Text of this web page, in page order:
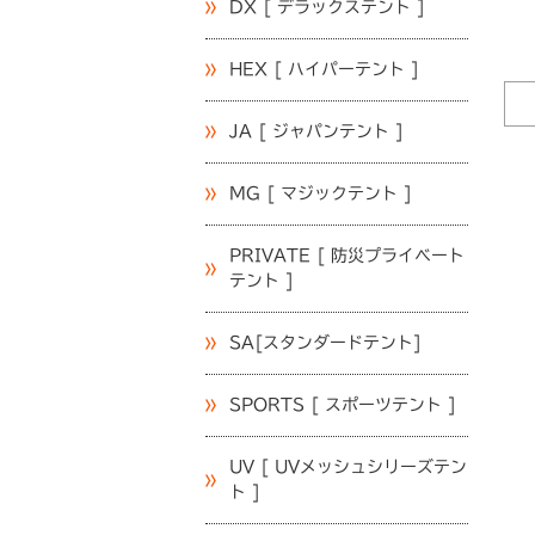
DX [ デラックステント ]
HEX [ ハイパーテント ]
JA [ ジャパンテント ]
MG [ マジックテント ]
PRIVATE [ 防災プライベート
テント ]
SA[スタンダードテント]
SPORTS [ スポーツテント ]
UV [ UVメッシュシリーズテン
ト ]